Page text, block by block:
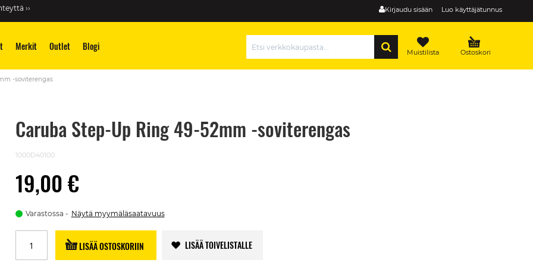
Kirjaudu sisään Luo käyttäjätunnus
››
Merkit Outlet Blogi Ostoskori
Muistilista
-soviterengas
Caruba Step-Up Ring 49-52mm -soviterengas
1000D40100
19,00 €
Varastossa Näytä myymäläsaatavuus
LISÄÄ OSTOSKORIIN LISÄÄ TOIVELISTALLE